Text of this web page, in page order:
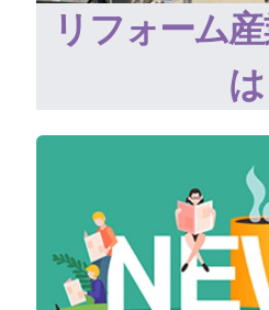
リフォーム
は